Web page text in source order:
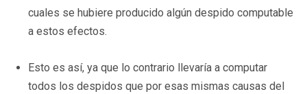
cuales se hubiere producido algún despido computable
a estos efectos.
Esto es así, ya que lo contrario llevaría a computar
todos los despidos que por esas mismas causas del